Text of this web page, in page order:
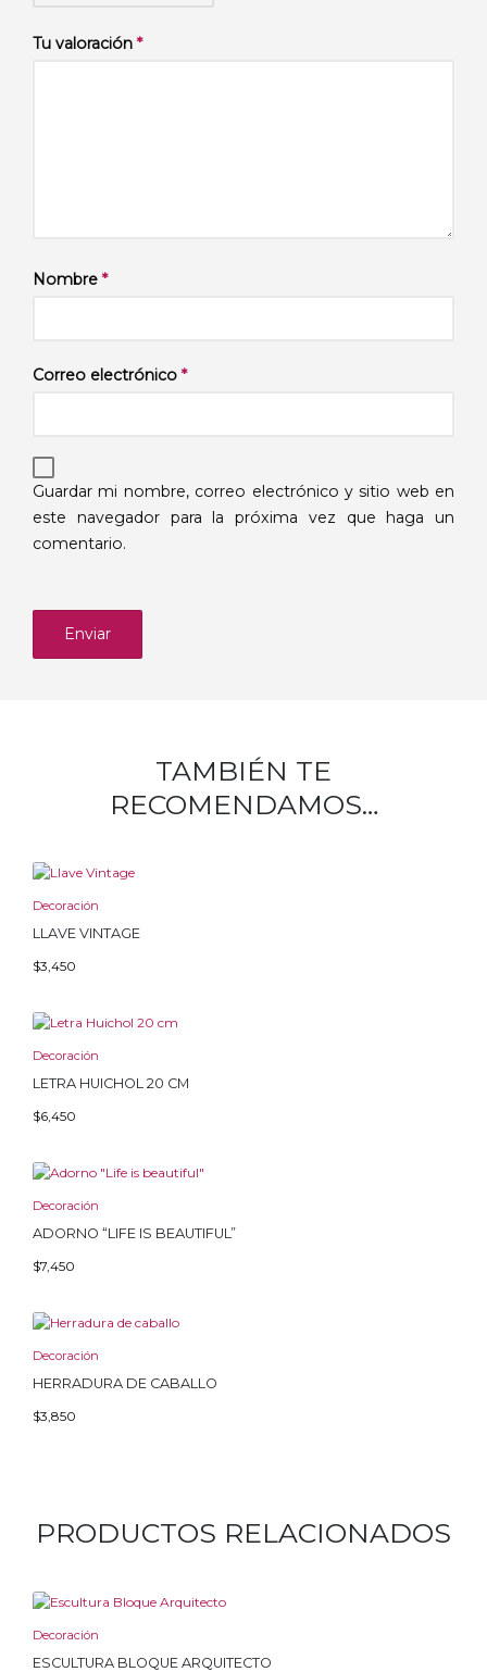
Tu valoración *
Nombre *
Correo electrónico *
Guardar mi nombre, correo electrónico y sitio web en
este navegador para la próxima vez que haga un
comentario.
TAMBIÉN TE
RECOMENDAMOS…
Decoración
LLAVE VINTAGE
$3,450
Decoración
LETRA HUICHOL 20 CM
$6,450
Decoración
ADORNO “LIFE IS BEAUTIFUL”
$7,450
Decoración
HERRADURA DE CABALLO
$3,850
PRODUCTOS RELACIONADOS
Decoración
ESCULTURA BLOQUE ARQUITECTO